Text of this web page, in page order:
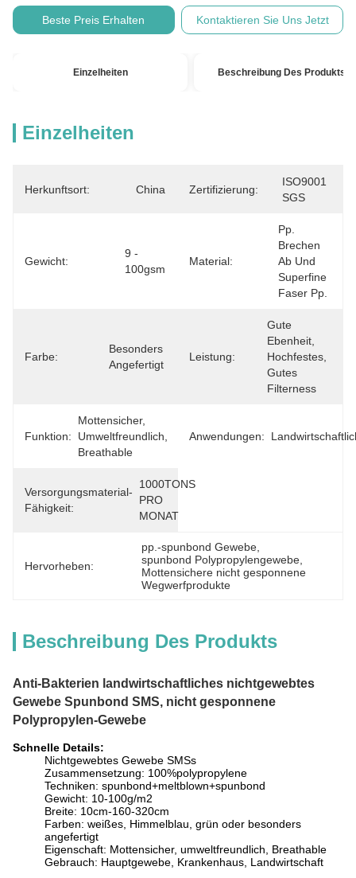
Beste Preis Erhalten Kontaktieren Sie Uns Jetzt
Einzelheiten Beschreibung Des Produkts
Einzelheiten
Herkunftsort: China Zertifizierung:
ISO9001
SGS
Gewicht:
9 -
100gsm
Material:
Pp.
Brechen
Ab Und
Superfine
Faser Pp.
Farbe:
Besonders
Angefertigt
Leistung:
Gute
Ebenheit,
Hochfestes,
Gutes
Filterness
Funktion:
Mottensicher,
Umweltfreundlich,
Breathable
Anwendungen:
Versorgungsmaterial-
Fähigkeit:
1000TONS
PRO
MONAT
Hervorheben:
pp.-spunbond Gewebe
spunbond Polypropylengewebe
Mottensichere nicht gesponnene
Wegwerfprodukte
Beschreibung Des Produkts
Anti-Bakterien landwirtschaftliches nichtgewebtes
Gewebe Spunbond SMS, nicht gesponnene
Polypropylen-Gewebe
Schnelle Details:
Nichtgewebtes Gewebe SMSs
Zusammensetzung: 100%polypropylene
Techniken: spunbond+meltblown+spunbond
Gewicht: 10-100g/m2
Breite: 10cm-160-320cm
Farben: weißes, Himmelblau, grün oder besonders
angefertigt
Eigenschaft: Mottensicher, umweltfreundlich, Breathable
Gebrauch: Hauptgewebe, Krankenhaus, Landwirtschaft